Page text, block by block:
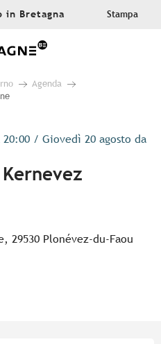
in Bretagna Stampa
Agenda
/ Giovedì 20 agosto da
29530 Plonévez-du-Faou